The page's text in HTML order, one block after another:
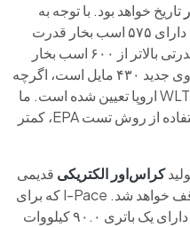
تاریخ خواهد بود. با توجه به
اینکه قدرتمندترین نسخه‌ی F-Type دارای ۵۷۵ اسب بخار قدرت
است، انتظار می‌رود که GT دارای قدرتی بالاتر از ۶۰۰ اسب بخار
باشد. گفته می‌شود که برد این خودروی جدید ۴۳۰ مایل است، اگرچه
این عدد احتمالاً با استفاده از تست WLTP اروپا تعیین شده است. ما
فکر می‌کنیم که برد این خودرو با استفاده از روش تست EPA، کمتر
کراس‌اور الکتریکی قدیمی
نیز تا پایان سال متوقف خواهد شد. I-Pace که برای
اولین بار در سال ۲۰۱۸ معرفی شد، دارای یک باتری ۹۰.۰ کیلووات